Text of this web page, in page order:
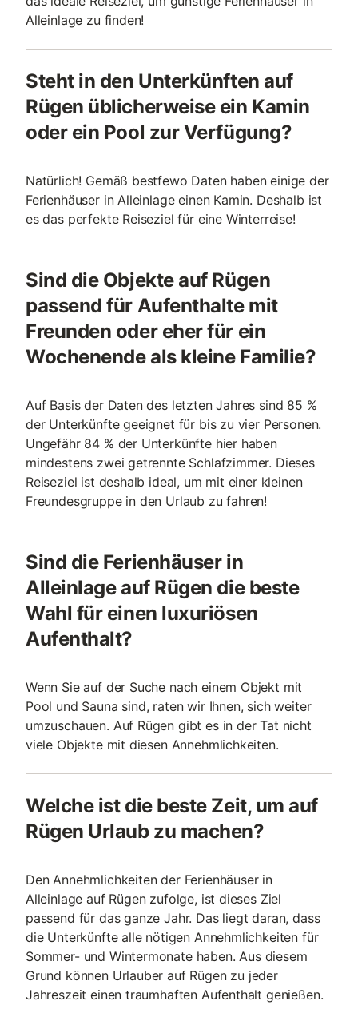
Alleinlage zu finden!
Steht in den Unterkünften auf
Rügen üblicherweise ein Kamin
oder ein Pool zur Verfügung?
Natürlich! Gemäß bestfewo Daten haben einige der
Ferienhäuser in Alleinlage einen Kamin. Deshalb ist
es das perfekte Reiseziel für eine Winterreise!
Sind die Objekte auf Rügen
passend für Aufenthalte mit
Freunden oder eher für ein
Wochenende als kleine Familie?
Auf Basis der Daten des letzten Jahres sind 85 %
der Unterkünfte geeignet für bis zu vier Personen.
Ungefähr 84 % der Unterkünfte hier haben
mindestens zwei getrennte Schlafzimmer. Dieses
Reiseziel ist deshalb ideal, um mit einer kleinen
Freundesgruppe in den Urlaub zu fahren!
Sind die Ferienhäuser in
Alleinlage auf Rügen die beste
Wahl für einen luxuriösen
Aufenthalt?
Wenn Sie auf der Suche nach einem Objekt mit
Pool und Sauna sind, raten wir Ihnen, sich weiter
umzuschauen. Auf Rügen gibt es in der Tat nicht
viele Objekte mit diesen Annehmlichkeiten.
Welche ist die beste Zeit, um auf
Rügen Urlaub zu machen?
Den Annehmlichkeiten der Ferienhäuser in
Alleinlage auf Rügen zufolge, ist dieses Ziel
passend für das ganze Jahr. Das liegt daran, dass
die Unterkünfte alle nötigen Annehmlichkeiten für
Sommer- und Wintermonate haben. Aus diesem
Grund können Urlauber auf Rügen zu jeder
Jahreszeit einen traumhaften Aufenthalt genießen.